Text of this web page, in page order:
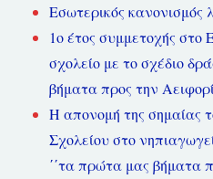
Εσωτερικός κανονισμός
1ο έτος συμμετοχής στο
σχολείο με το σχέδιο
βήματα προς την
Η απονομή της σημαίας
Σχολείου στο
΄΄τα πρώτα μας βήματα